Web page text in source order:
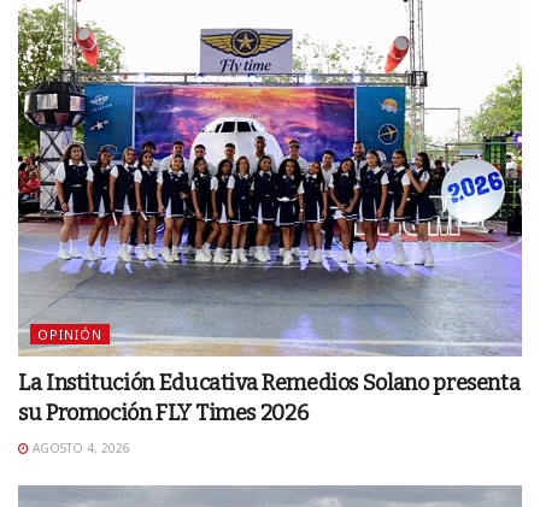
OPINIÓN
La Institución Educativa Remedios Solano presenta
su Promoción FLY Times 2026
AGOSTO 4, 2026